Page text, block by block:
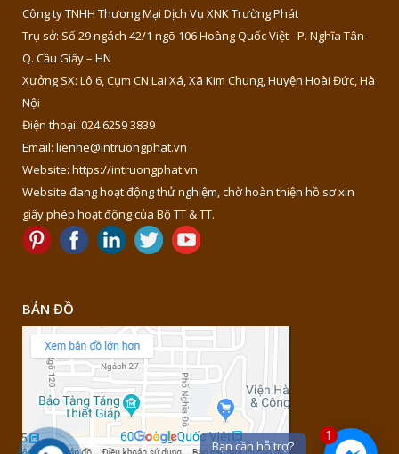
Công ty TNHH Thương Mại Dịch Vụ XNK Trường Phát
Trụ sở: Số 29 ngách 42/1 ngõ 106 Hoàng Quốc Việt - P. Nghĩa Tân -
Q. Cầu Giấy – HN
Xưởng SX: Lô 6, Cụm CN Lai Xá, Xã Kim Chung, Huyện Hoài Đức, Hà
Nội
Điện thoại: 024 6259 3839
Email: lienhe@intruongphat.vn
Website: https://intruongphat.vn
Website đang hoạt động thử nghiệm, chờ hoàn thiện hồ sơ xin
giấy phép hoạt động của Bộ TT & TT.
BẢN ĐỒ
1
Bạn cần hỗ trợ?